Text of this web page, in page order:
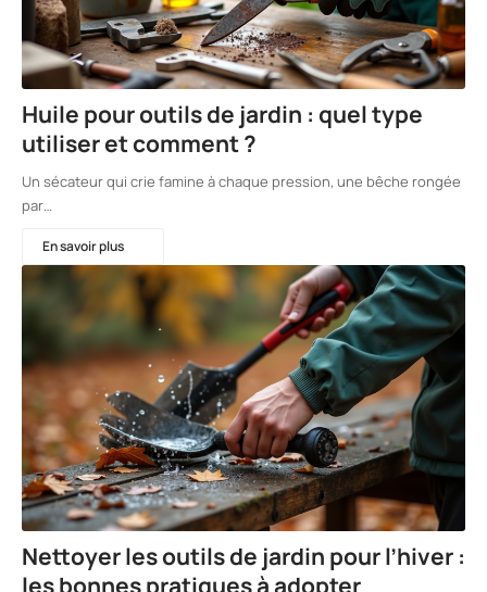
Huile pour outils de jardin : quel type
utiliser et comment ?
Un sécateur qui crie famine à chaque pression, une bêche rongée
par…
En savoir plus
Nettoyer les outils de jardin pour l’hiver :
les bonnes pratiques à adopter